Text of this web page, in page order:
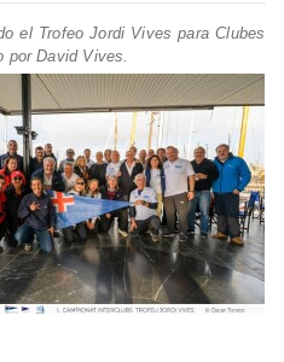
el Trofeo Jordi Vives para Clubes
por David Vives.